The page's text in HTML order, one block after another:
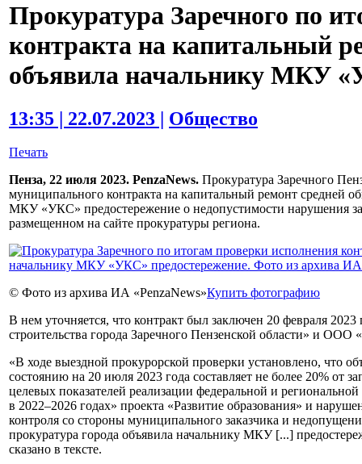
Прокуратура Заречного по
контракта на капитальный
объявила начальнику МКУ
13:35 | 22.07.2023 | Общество
Печать
Пенза, 22 июля 2023. PenzaNews. Прокуратура Заречного
муниципального контракта на капитальный ремонт средней
МКУ «УКС» предостережение о недопустимости нарушения
размещенном на сайте прокуратуры региона.
© Фото из архива ИА «PenzaNews»Купить фотографию
В нем уточняется, что контракт был заключен 20 февраля
строительства города Заречного Пензенской области» и ООО
«В ходе выездной прокурорской проверки установлено, что
состоянию на 20 июля 2023 года составляет не более 20% от
целевых показателей реализации федеральной и
в 2022–2026 годах» проекта «Развитие образования» и
контроля со стороны муниципального заказчика и
прокуратура города объявила начальнику МКУ [...]
сказано в тексте.